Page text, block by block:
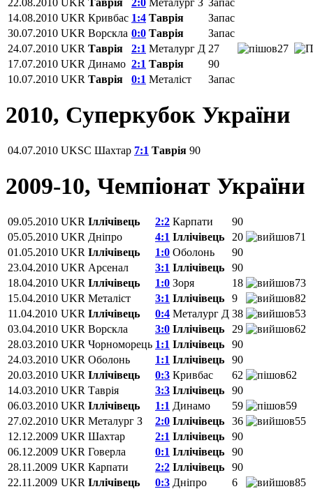
22.08.2010 UKR Таврія 2:0 Металург З Запас
14.08.2010 UKR Кривбас 1:4 Таврія
Запас
30.07.2010 UKR Ворскла 0:0 Таврія
Запас
24.07.2010 UKR Таврія 2:1 Металург Д 27
27
17.07.2010 UKR Динамо 2:1 Таврія
90
10.07.2010 UKR Таврія 0:1 Металіст Запас
2010, Суперкубок України
04.07.2010 UKSC Шахтар 7:1 Таврія 90
2009-10, Чемпіонат України
09.05.2010 UKR Іллічівець 2:2 Карпати
90
05.05.2010 UKR Дніпро 4:1 Іллічівець 20
71
01.05.2010 UKR Іллічівець 1:0 Оболонь
90
23.04.2010 UKR Арсенал 3:1 Іллічівець
90
18.04.2010 UKR Іллічівець 1:0 Зоря 18
73
15.04.2010 UKR Металіст 3:1 Іллічівець 9
82
11.04.2010 UKR Іллічівець 0:4 Металург Д 38
53
03.04.2010 UKR Ворскла 3:0 Іллічівець 29
62
28.03.2010 UKR Чорноморець 1:1 Іллічівець
90
24.03.2010 UKR Оболонь 1:1 Іллічівець
90
20.03.2010 UKR Іллічівець 0:3 Кривбас 62
62
14.03.2010 UKR Таврія 3:3 Іллічівець
90
06.03.2010 UKR Іллічівець 1:1 Динамо 59
59
27.02.2010 UKR Металург З 2:0 Іллічівець 36
55
12.12.2009 UKR Шахтар 2:1 Іллічівець
90
06.12.2009 UKR Говерла 0:1 Іллічівець
90
28.11.2009 UKR Карпати 2:2 Іллічівець
90
22.11.2009 UKR Іллічівець 0:3 Дніпро 6
85